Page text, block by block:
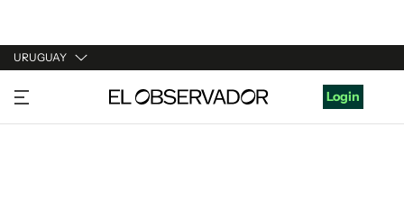
URUGUAY
URUGUAY
ARGENTINA
Login